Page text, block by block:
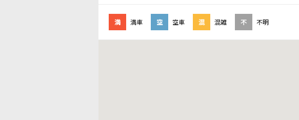
満 満車 空 空車 混 混雑 不 不明